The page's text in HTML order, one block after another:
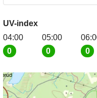
UV-index
04:00
0
05:00
0
0